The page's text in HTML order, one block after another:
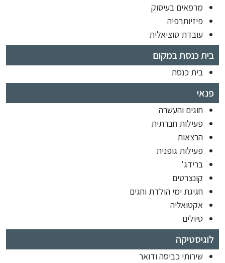
מרפאים בעיסוק
פיזיותרפיה
עובדת סוציאלית
בית כנסת במקום
בית כנסת
פנאי
חוגים והעשרה
פעילות חברתית
הרצאות
פעילות גופנית
ברידג'
קונצרטים
חגיגת ימי הולדת וחגים
אקטואליה
טיולים
לוגיסטיקה
שירותי כביסה ודואר